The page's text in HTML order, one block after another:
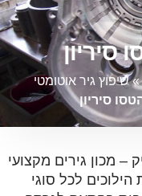
סיריון
»שיפוץ גיר אוטומטי
סיריון
– מכון גירים מקצועי
לכל סוגי